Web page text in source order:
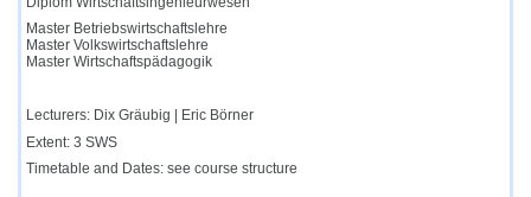
Master Betriebswirtschaftslehre
Master Volkswirtschaftslehre
Master Wirtschaftspädagogik
Lecturers: Dix Gräubig | Eric Börner
Extent: 3 SWS
Timetable and Dates: see course structure